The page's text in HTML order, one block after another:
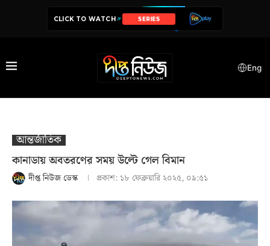
CLICK TO WATCH SERIES
Eng
আন্তর্জাতিক
কানাডায় অবতরণের সময় উল্টে গেল বিমান
দীপ্ত নিউজ ডেস্ক প্রকাশ: ১৮ ফেব্রুয়ারি ২০২৫, ০৯:৫১